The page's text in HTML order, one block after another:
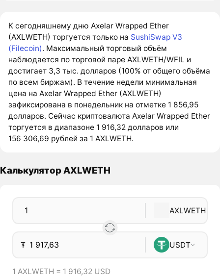
К сегодняшнему дню Axelar Wrapped Ether
(AXLWETH) торгуется только на SushiSwap V3
(Filecoin). Максимальный торговый объём
наблюдается по торговой паре AXLWETH/WFIL и
достигает 3,3 тыс. долларов (100% от общего объёма
по всем биржам). В течение недели минимальная
цена на Axelar Wrapped Ether (AXLWETH)
зафиксирована в понедельник на отметке 1 856,95
долларов. Сейчас криптовалюта Axelar Wrapped Ether
торгуется в диапазоне 1 916,32 долларов или
156 306,69 рублей за 1 AXLWETH.
Калькулятор AXLWETH
AXLWETH
₮ USDT
1 AXLWETH = 1 916,32 USD